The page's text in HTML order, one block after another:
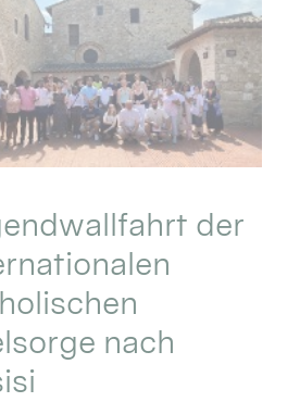
der
nach